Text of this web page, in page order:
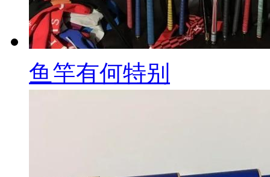
鱼竿有何特别